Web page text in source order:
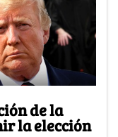
de la
la elección